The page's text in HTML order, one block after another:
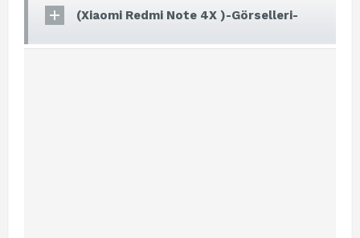
(Xiaomi Redmi Note 4X )-Görselleri-